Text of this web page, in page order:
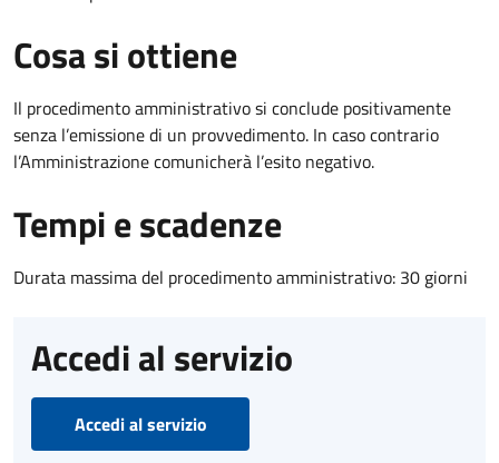
Cosa si ottiene
Il procedimento amministrativo si conclude positivamente
senza l’emissione di un provvedimento. In caso contrario
l’Amministrazione comunicherà l’esito negativo.
Tempi e scadenze
Durata massima del procedimento amministrativo: 30 giorni
Accedi al servizio
Accedi al servizio